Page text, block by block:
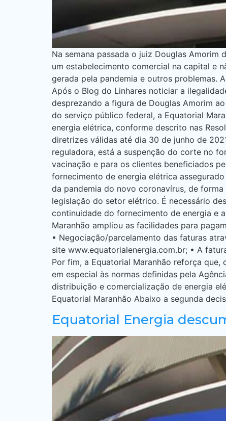
Na semana passada o juiz Douglas Amorim
um estabelecimento comercial na capital e
gerada pela pandemia e outros problemas.
Após o Blog do Linhares noticiar a
desprezando a figura de Douglas Amorim
do serviço público federal, a Equatorial
energia elétrica, conforme descrito nas
diretrizes válidas até dia 30 de junho de
reguladora, está a suspenção do corte no
vacinação e para os clientes beneficiados
fornecimento de energia elétrica
da pandemia do novo coronavírus, de
legislação do setor elétrico. É necessário
continuidade do fornecimento de energia e
Maranhão ampliou as facilidades para
• Negociação/parcelamento das faturas
site www.equatorialenergia.com.br; • A
Por fim, a Equatorial Maranhão reforça
em especial às normas definidas pela
distribuição e comercialização de energia
Equatorial Maranhão Abaixo a segunda
Equatorial Energia